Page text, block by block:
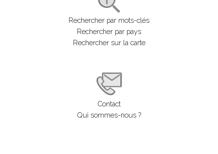
Rechercher par mots-clés
Rechercher par pays
Rechercher sur la carte
Contact
Qui sommes-nous ?